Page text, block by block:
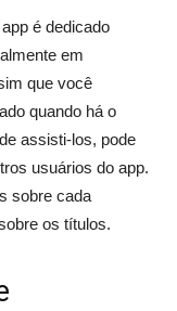
é dedicado
em
que você
quando há o
assisti-los, pode
usuários do app.
sobre cada
os títulos.